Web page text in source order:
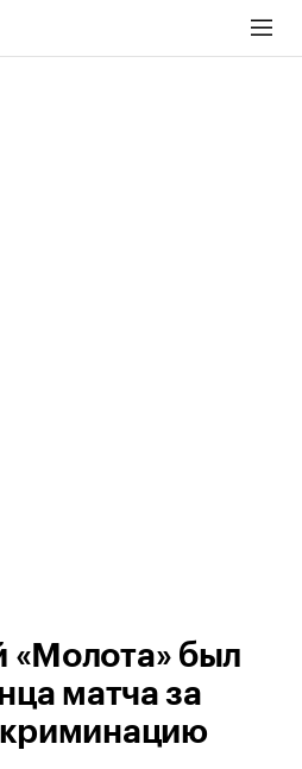
был
матча за